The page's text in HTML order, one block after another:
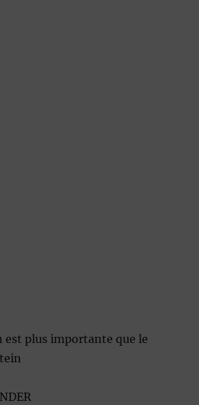
est plus importante que le